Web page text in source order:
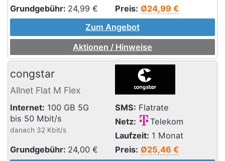
Grundgebühr: 24,99 € Preis: Ø24,99 €
Zum Angebot
Aktionen / Hinweise
congstar
Allnet Flat M Flex
Internet: 100 GB 5G
bis 50 Mbit/s
danach 32 Kbit/s
SMS: Flatrate
Netz:
Telekom
Laufzeit: 1 Monat
Grundgebühr: 24,00 € Preis: Ø25,46 €